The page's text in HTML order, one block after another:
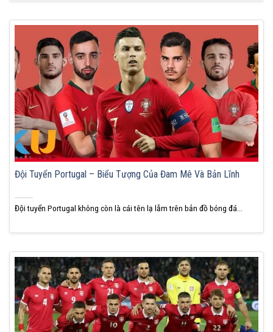
Đội Tuyển Portugal – Biểu Tượng Của Đam Mê Và Bản Lĩnh
Đội tuyển Portugal không còn là cái tên lạ lẫm trên bản đồ bóng đá...